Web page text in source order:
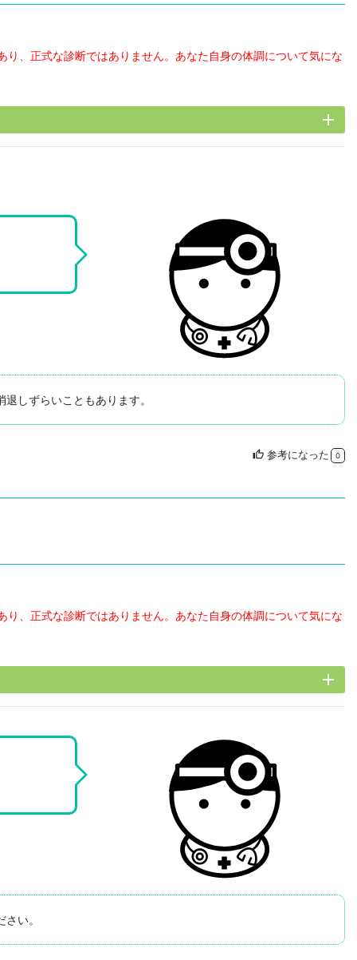
、正式な診断ではありません。あなた自身の体調について気にな
add
しずらいこともあります。
thumb_up 参考になった 0
、正式な診断ではありません。あなた自身の体調について気にな
add
い。